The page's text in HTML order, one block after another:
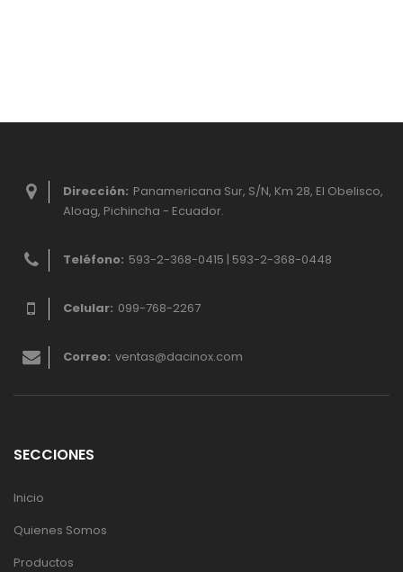
Dirección: Panamericana Sur, S/N, Km 28, El Obelisco,
Aloag, Pichincha - Ecuador.
Teléfono: 593-2-368-0415 | 593-2-368-0448
Celular: 099-768-2267
Correo: ventas@dacinox.com
SECCIONES
Inicio
Quienes Somos
Productos